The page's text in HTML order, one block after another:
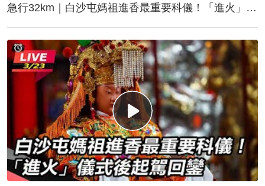
急行32km｜白沙屯媽祖進香最重要科儀！「進火」儀